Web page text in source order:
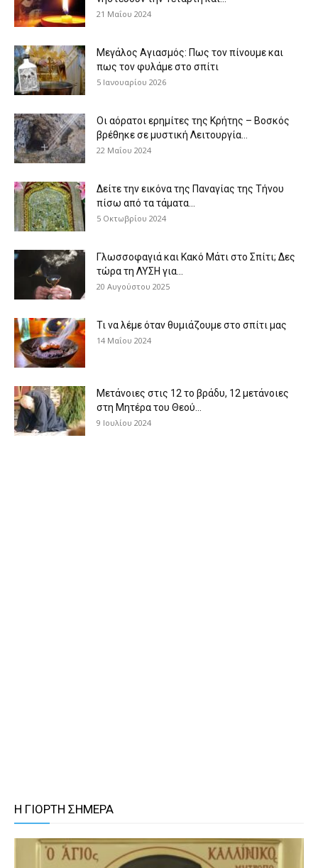
21 Μαΐου 2024
Μεγάλος Αγιασμός: Πως τον πίνουμε και
πως τον φυλάμε στο σπίτι
5 Ιανουαρίου 2026
Οι αόρατοι ερημίτες της Κρήτης – Βοσκός
βρέθηκε σε μυστική Λειτουργία...
22 Μαΐου 2024
Δείτε την εικόνα της Παναγίας της Τήνου
πίσω από τα τάματα...
5 Οκτωβρίου 2024
Γλωσσοφαγιά και Κακό Μάτι στο Σπίτι; Δες
τώρα τη ΛΥΣΗ για...
20 Αυγούστου 2025
Τι να λέμε όταν θυμιάζουμε στο σπίτι μας
14 Μαΐου 2024
Μετάνοιες στις 12 το βράδυ, 12 μετάνοιες
στη Μητέρα του Θεού...
9 Ιουλίου 2024
Η ΓΙΟΡΤΗ ΣΗΜΕΡΑ